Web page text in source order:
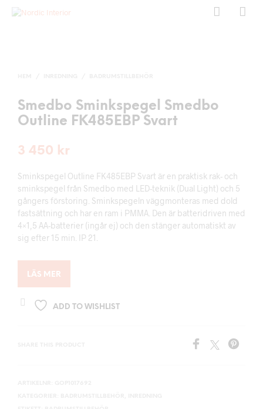
Smedbo Sminkspegel Smedbo
Outline FK485EBP Svart
3 450 kr
Sminkspegel Outline FK485EBP Svart är en praktisk rak- och
sminkspegel från Smedbo med LED-teknik (Dual Light) och 5
gångers förstoring. Sminkspegeln väggmonteras med dold
fastsättning och har en ram i PMMA. Den är batteridriven med
4×1,5 AA-batterier (ingår ej) och den stänger automatiskt av
sig efter 15 min. IP 21.
LÄS MER
ADD TO WISHLIST